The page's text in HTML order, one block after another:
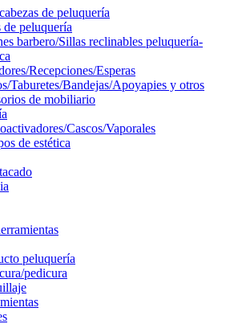
de peluquería
de peluquería
barbero/Sillas reclinables peluquería-
Recepciones/Esperas
Taburetes/Bandejas/Apoyapies y otros
de mobiliario
Cascos/Vaporales
de estética
peluquería
pedicura